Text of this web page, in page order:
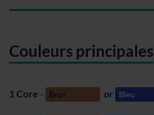
Couleurs principales
1 Core - Brun or Bleu